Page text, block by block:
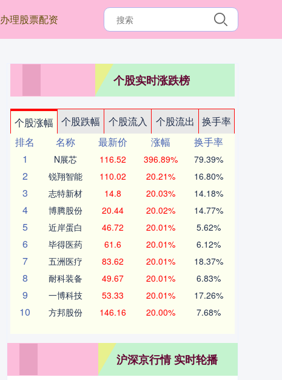
办理股票配资
个股实时涨跌榜
个股涨幅 个股跌幅 个股流入 个股流出
换手率
排名
名称 最新价 涨幅
换手率
1
N展芯 116.52 396.89% 79.39%
2 锐翔智能 110.02 20.21% 16.80%
3 志特新材 14.8 20.03% 14.18%
4 博腾股份 20.44 20.02% 14.77%
5 近岸蛋白 46.72 20.01% 5.62%
6 毕得医药 61.6 20.01% 6.12%
7 五洲医疗 83.62 20.01% 18.37%
8 耐科装备 49.67 20.01% 6.83%
9 一博科技 53.33 20.01% 17.26%
10 方邦股份 146.16 20.00% 7.68%
沪深京行情 实时轮播